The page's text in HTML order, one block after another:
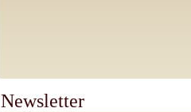
Newsletter